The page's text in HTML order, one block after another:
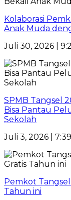
Kolaborasi
Anak Muda
Juli 30, 2026 |
SPMB Tangsel
Bisa Pantau
Sekolah
Juli 3, 2026 |
Pemkot Tangsel
Tahun ini